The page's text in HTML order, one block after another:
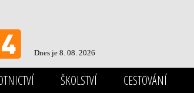
Dnes je 8. 08. 2026
ŠKOLSTVÍ CESTOVÁNÍ